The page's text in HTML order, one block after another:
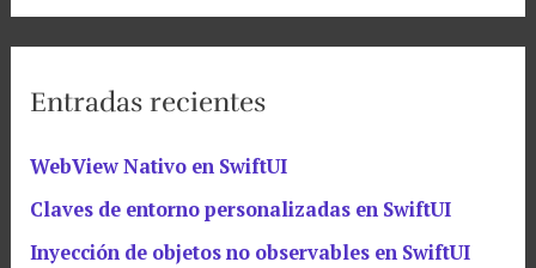
Entradas recientes
WebView Nativo en SwiftUI
Claves de entorno personalizadas en SwiftUI
Inyección de objetos no observables en SwiftUI